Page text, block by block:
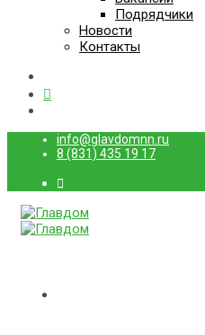
Подрядчики
Новости
Контакты
info@glavdomnn.ru
8 (831) 435 19 17